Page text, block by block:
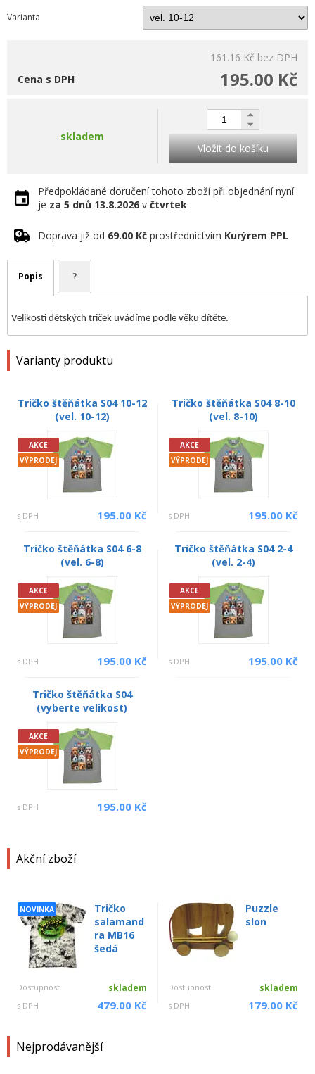
Akční zboží
NOVINKA
Tričko
salamand
ra MB16
šedá
Dostupnost skladem
s DPH 479.00 Kč
Puzzle
slon
Dostupnost skladem
s DPH 179.00 Kč
Nejprodávanější
Varianta
161.16 Kč bez DPH
195.00 Kč
Cena s DPH
skladem
Vložit do košíku
Předpokládané doručení tohoto zboží při objednání nyní
je za 5 dnů 13.8.2026 v čtvrtek
Doprava již od 69.00 Kč prostřednictvím Kurýrem PPL
Popis ?
Velikosti dětských triček uvádíme podle věku dítěte.
Varianty produktu
Tričko štěňátka S04 10-12
(vel. 10-12)
AKCE
VÝPRODEJ
s DPH 195.00 Kč
Tričko štěňátka S04 8-10
(vel. 8-10)
AKCE
VÝPRODEJ
s DPH 195.00 Kč
Tričko štěňátka S04 6-8
(vel. 6-8)
AKCE
VÝPRODEJ
s DPH 195.00 Kč
Tričko štěňátka S04 2-4
(vel. 2-4)
AKCE
VÝPRODEJ
s DPH 195.00 Kč
Tričko štěňátka S04
(vyberte velikost)
AKCE
VÝPRODEJ
s DPH 195.00 Kč